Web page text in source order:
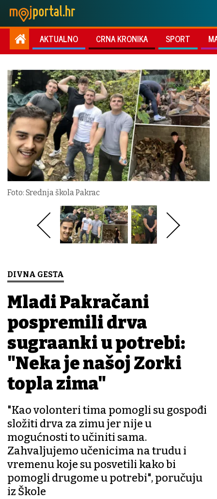
AKTUALNO CRNA KRONIKA SPORT
Foto: Srednja škola Pakrac
DIVNA GESTA
Mladi Pakračani
pospremili drva
sugrađanki u potrebi:
"Neka je našoj Zorki
topla zima"
"Kao volonteri tima pomogli su gospođi
složiti drva za zimu jer nije u
mogućnosti to učiniti sama.
Zahvaljujemo učenicima na trudu i
vremenu koje su posvetili kako bi
pomogli drugome u potrebi", poručuju
iz Škole